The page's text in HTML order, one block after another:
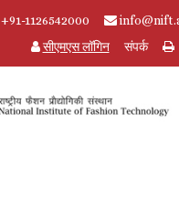
+91-1126542000
सीएमएस लॉगिन
संपर्क